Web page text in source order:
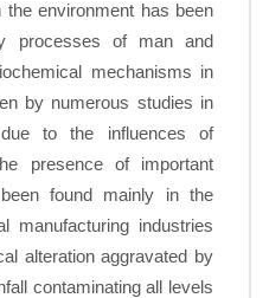
environment has been
processes of man and
mechanisms in
by numerous studies in
to the influences of
presence of important
found mainly in the
manufacturing industries
alteration aggravated by
contaminating all levels